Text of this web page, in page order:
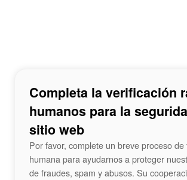
Completa la verificación
humanos para la
sitio web
Por favor, complete un breve proceso de
humana para ayudarnos a proteger
de fraudes, spam y abusos. Su